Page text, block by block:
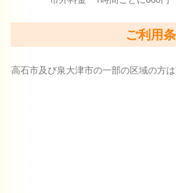
ご利用
高石市及び泉大津市の一部の区域の方